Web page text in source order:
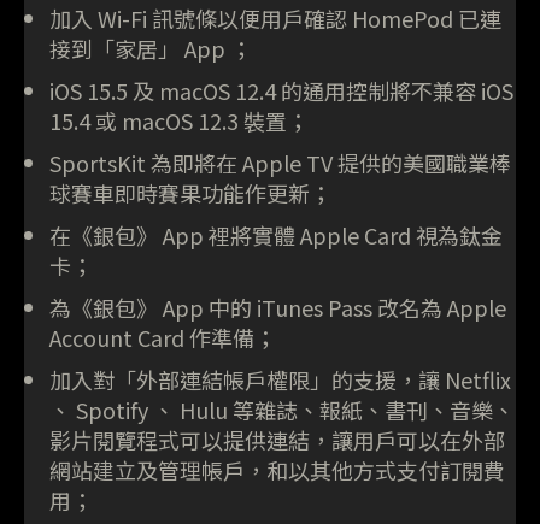
加入 Wi-Fi 訊號條以便用戶確認 HomePod 已連
接到「家居」 App ；
iOS 15.5 及 macOS 12.4 的通用控制將不兼容 iOS
15.4 或 macOS 12.3 裝置；
SportsKit 為即將在 Apple TV 提供的美國職業棒
球賽車即時賽果功能作更新；
在《銀包》 App 裡將實體 Apple Card 視為鈦金
卡；
為《銀包》 App 中的 iTunes Pass 改名為 Apple
Account Card 作準備；
加入對「外部連結帳戶權限」的支援，讓 Netflix
、 Spotify 、 Hulu 等雜誌、報紙、書刊、音樂、
影片閱覽程式可以提供連結，讓用戶可以在外部
網站建立及管理帳戶，和以其他方式支付訂閱費
用；